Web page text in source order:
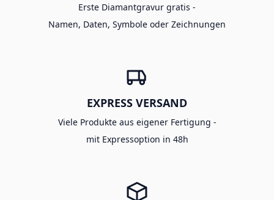
Erste Diamantgravur gratis -
Namen, Daten, Symbole oder Zeichnungen
EXPRESS VERSAND
Viele Produkte aus eigener Fertigung -
mit Expressoption in 48h